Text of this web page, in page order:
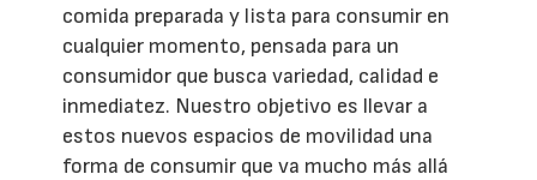
comida preparada y lista para consumir en
cualquier momento, pensada para un
consumidor que busca variedad, calidad e
inmediatez. Nuestro objetivo es llevar a
estos nuevos espacios de movilidad una
forma de consumir que va mucho más allá